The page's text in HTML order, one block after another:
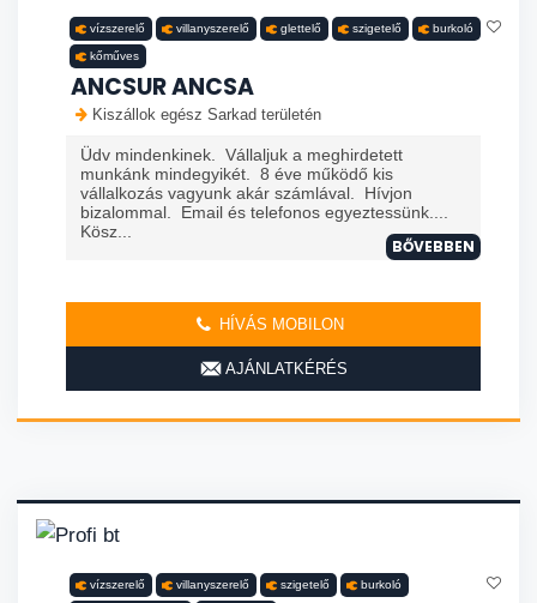
vízszerelő villanyszerelő glettelő szigetelő burkoló
kőműves
ANCSUR ANCSA
Kiszállok egész Sarkad területén
Üdv mindenkinek. Vállaljuk a meghirdetett
munkánk mindegyikét. 8 éve működő kis
vállalkozás vagyunk akár számlával. Hívjon
bizalommal. Email és telefonos egyeztessünk....
Kösz...
BŐVEBBEN
HÍVÁS MOBILON
AJÁNLATKÉRÉS
vízszerelő villanyszerelő szigetelő burkoló